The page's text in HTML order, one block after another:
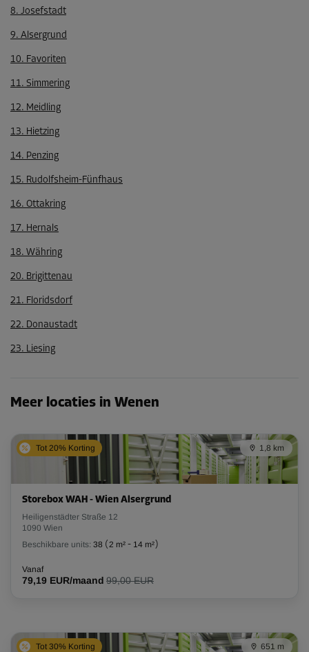
8. Josefstadt
9. Alsergrund
10. Favoriten
11. Simmering
12. Meidling
13. Hietzing
14. Penzing
15. Rudolfsheim-Fünfhaus
16. Ottakring
17. Hernals
18. Währing
20. Brigittenau
21. Floridsdorf
22. Donaustadt
23. Liesing
Meer locaties in Wenen
Tot 20% Korting 1,8 km
Storebox WAH - Wien Alsergrund
Heiligenstädter Straße 12
1090 Wien
Beschikbare units: 38 (2 m² - 14 m²)
Vanaf
79,19 EUR/maand 99,00 EUR
Tot 30% Korting 651 m